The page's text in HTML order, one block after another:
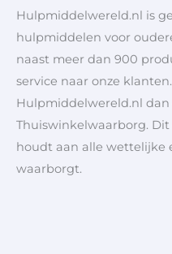
Hulpmiddelwereld.nl is
hulpmiddelen voor
naast meer dan 900
service naar onze klanten.
Hulpmiddelwereld.nl
Thuiswinkelwaarborg.
houdt aan alle wettelijke
waarborgt.